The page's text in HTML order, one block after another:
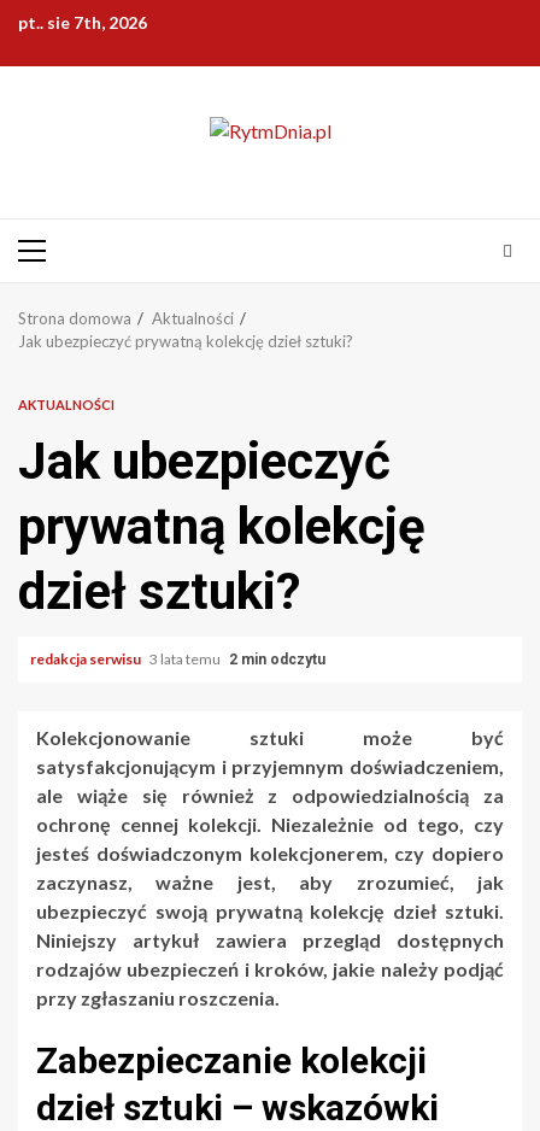
Przejdź
treści
pt.. sie 7th, 2026
Menu
Strona domowa
Aktualności
Jak ubezpieczyć prywatną kolekcję dzieł sztuki?
AKTUALNOŚCI
Jak ubezpieczyć
prywatną kolekcję
dzieł sztuki?
redakcja serwisu 3 lata temu 2 min odczytu
Kolekcjonowanie sztuki może być
satysfakcjonującym i przyjemnym doświadczeniem,
ale wiąże się również z odpowiedzialnością za
ochronę cennej kolekcji. Niezależnie od tego, czy
jesteś doświadczonym kolekcjonerem, czy dopiero
zaczynasz, ważne jest, aby zrozumieć, jak
ubezpieczyć swoją prywatną kolekcję dzieł sztuki.
Niniejszy artykuł zawiera przegląd dostępnych
rodzajów ubezpieczeń i kroków, jakie należy podjąć
przy zgłaszaniu roszczenia.
Zabezpieczanie kolekcji
dzieł sztuki – wskazówki